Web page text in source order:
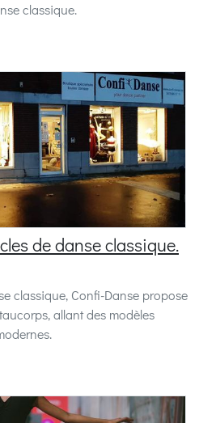
classique.
de danse classique.
classique, Confi-Danse propose
allant des modèles